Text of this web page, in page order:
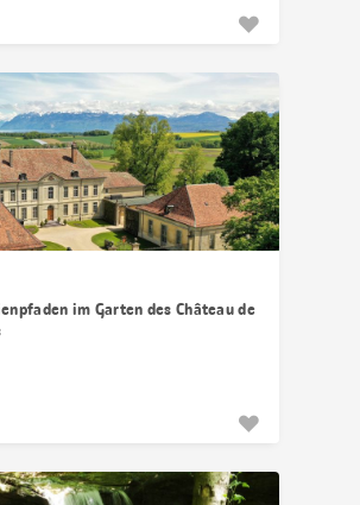
im Garten des Château de